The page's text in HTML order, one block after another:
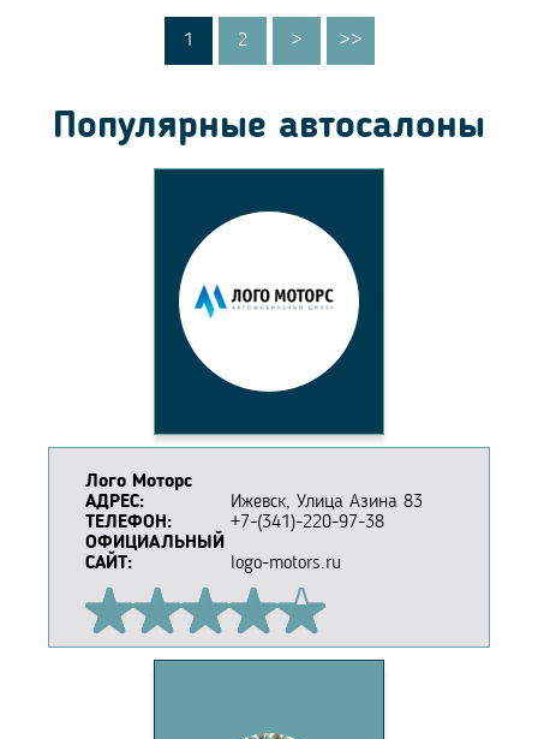
1 2 > >>
Популярные автосалоны
Лого Моторс
АДРЕС:
Ижевск, Улица Азина 83
ТЕЛЕФОН:
+7-(341)-220-97-38
ОФИЦИАЛЬНЫЙ
САЙТ:
logo-motors.ru